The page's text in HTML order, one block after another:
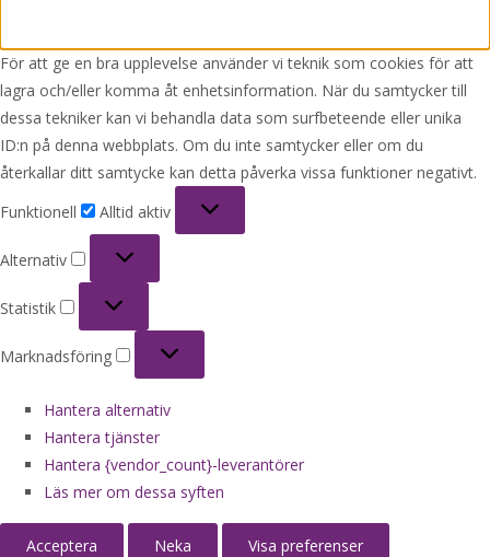
För att ge en bra upplevelse använder vi teknik som cookies för att
lagra och/eller komma åt enhetsinformation. När du samtycker till
dessa tekniker kan vi behandla data som surfbeteende eller unika
ID:n på denna webbplats. Om du inte samtycker eller om du
återkallar ditt samtycke kan detta påverka vissa funktioner negativt.
Funktionell
Alltid aktiv
Alternativ
Statistik
Marknadsföring
Hantera alternativ
Hantera tjänster
Hantera {vendor_count}-leverantörer
Läs mer om dessa syften
Acceptera Neka Visa preferenser